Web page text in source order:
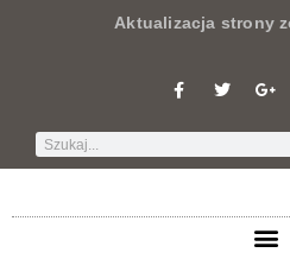
Aktualizacja strony